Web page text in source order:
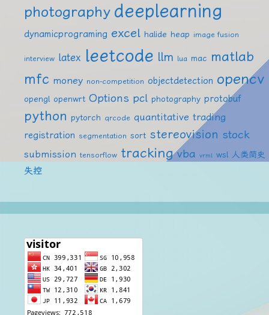
photography deeplearning
dynamicprograming excel halide heap image fusion
interview latex leetcode llm lua mac matlab
mfc money non-competition objectdetection opencv
opengl openwrt Options pcl photography protobuf
python pytorch qrcode quantitative trading
registration segmentation sort stereovision stock
submission tensorflow tracking vba vrml wsl 人类简史
失控